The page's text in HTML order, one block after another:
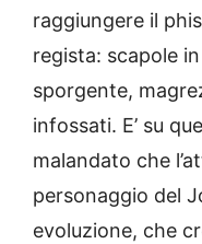
raggiungere il
regista: scapole
sporgente,
infossati. E’ su
malandato che
personaggio del
evoluzione, che